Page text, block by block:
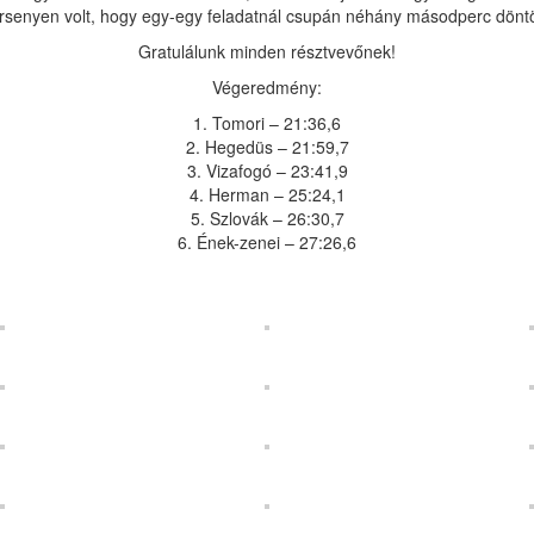
volt, hogy egy-egy feladatnál csupán néhány másodperc
Gratulálunk minden résztvevőnek!
Végeredmény:
1. Tomori – 21:36,6
2. Hegedüs – 21:59,7
3. Vizafogó – 23:41,9
4. Herman – 25:24,1
5. Szlovák – 26:30,7
6. Ének-zenei – 27:26,6